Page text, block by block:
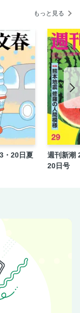
の一撃
巻』絶賛発売中!!!
）
レント）
（俳優）
イドル）
グラビアアイド
ノ／週刊web TV
もっと見る
・20日夏
週刊新潮
20日号